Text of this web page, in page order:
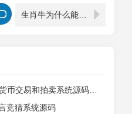
生肖牛为什么能成为有钱人(属牛的人为什么命那么好)
统源码，前台新增中文后台全部汉化
竞猜系统源码